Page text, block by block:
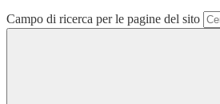
Campo di ricerca per le pagine del sito